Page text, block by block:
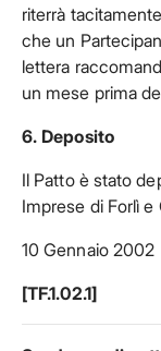
riterrà
che un
lettera
un mese prima
6. Deposito
Il Patto è stato
Imprese di Forlì
10 Gennaio 2002
[TF.1.02.1]